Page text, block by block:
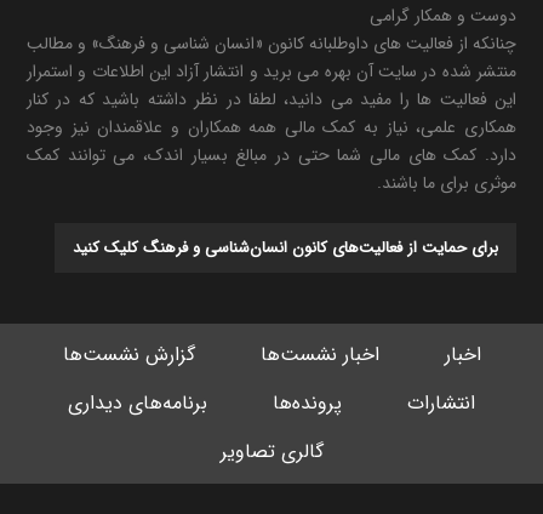
دوست و همکار گرامی
چنانکه از فعالیت های داوطلبانه کانون «انسان شناسی و فرهنگ» و مطالب
منتشر شده در سایت آن بهره می برید و انتشار آزاد این اطلاعات و استمرار
این فعالیت ها را مفید می دانید، لطفا در نظر داشته باشید که در کنار
همکاری علمی، نیاز به کمک مالی همه همکاران و علاقمندان نیز وجود
دارد. کمک های مالی شما حتی در مبالغ بسیار اندک، می توانند کمک
موثری برای ما باشند.
برای حمایت از فعالیت‌های کانون انسان‌شناسی و فرهنگ کلیک کنید
اخبار اخبار نشست‌ها
گزارش نشست‌ها
انتشارات
پرونده‌ها
برنامه‌های دیداری
گالری تصاویر